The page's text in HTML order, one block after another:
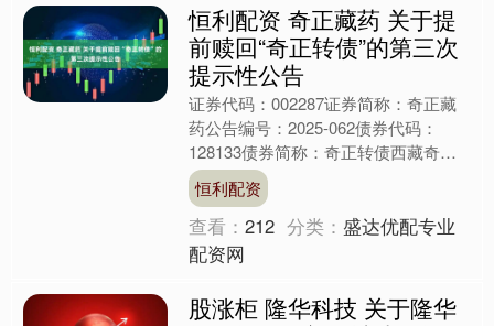
恒利配资 奇正藏药 关于提
前赎回“奇正转债”的第三次
提示性公告
证券代码：002287证券简称：奇正藏
药公告编号：2025-062债券代码：
128133债券简称：奇正转债西藏奇正
藏药股份有限公司本公司及董事会全体
成员保证信息....
恒利配资
查看：212 分类：盛达优配专业
配资网
股涨柜 隆华科技 关于隆华